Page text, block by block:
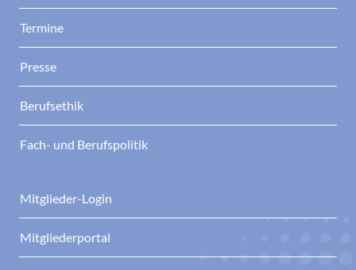
Termine
Presse
Berufsethik
Fach- und Berufspolitik
Mitglieder-Login
Mitgliederportal